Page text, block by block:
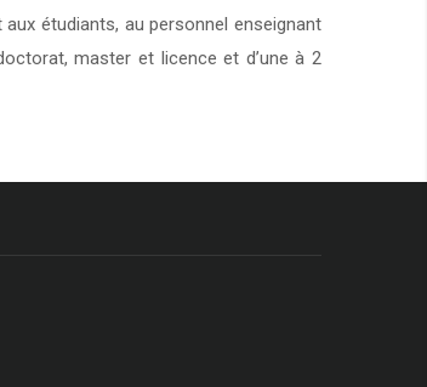
étudiants, au personnel enseignant
master et licence et d’une à 2